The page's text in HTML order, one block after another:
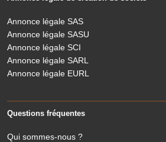
Annonce légale SAS
Annonce légale SASU
Annonce légale SCI
Annonce légale SARL
Annonce légale EURL
Questions fréquentes
Qui sommes-nous ?